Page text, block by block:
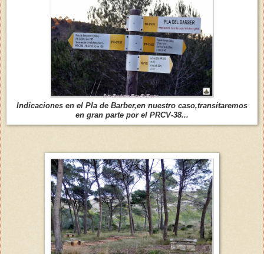
Indicaciones en el Pla de Barber,en nuestro caso,transitaremos
en gran parte por el PRCV-38...